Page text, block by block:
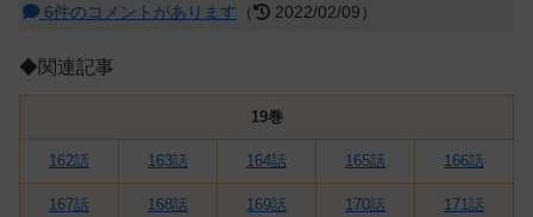
6件のコメントがあります （ 2022/02/09）
◆関連記事
19巻
162話 163話 164話 165話 166話
167話 168話 169話 170話 171話